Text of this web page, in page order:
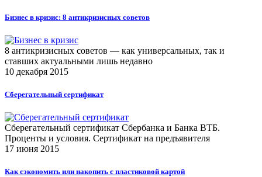
Бизнес в кризис: 8 антикризисных советов
8 антикризисных советов — как универсальных, так и
ставших актуальными лишь недавно
10 декабря 2015
Сберегательный сертификат
Сберегательный сертификат Сбербанка и Банка ВТБ.
Проценты и условия. Сертификат на предъявителя
17 июня 2015
Как сэкономить или накопить с пластиковой картой